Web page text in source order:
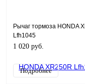
Рычаг тормоза HONDA
Lfh1045
1 020 руб.
Подробнее